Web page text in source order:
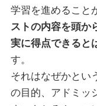
学習を進めること
ストの内容を頭か
実に得点できると
す。
それはなぜかとい
の目的、アドミッ